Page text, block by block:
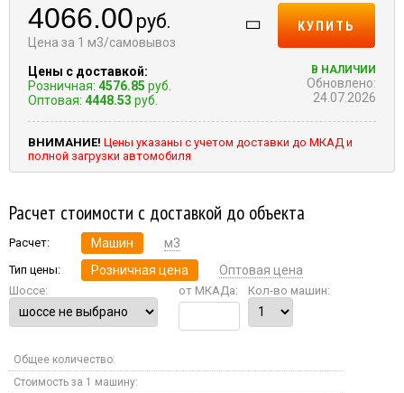
4066.00 руб.
Цена за 1 м3/самовывоз
Цены с доставкой:
Розничная: 4576.85 руб.
Оптовая: 4448.53 руб.
КУПИТЬ
В НАЛИЧИИ
Обновлено:
24.07.2026
ВНИМАНИЕ! Цены указаны с учетом доставки до МКАД и
полной загрузки автомобиля
Расчет стоимости с доставкой до объекта
Расчет: Машин м3
Тип цены: Розничная цена Оптовая цена
Шоссе: от МКАДа: Кол-во машин:
Общее количество:
Стоимость за 1 машину: